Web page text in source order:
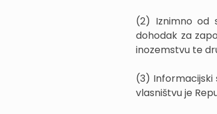
(2) Iznimno od
dohodak za
inozemstvu te
(3) Informacijski
vlasništvu je